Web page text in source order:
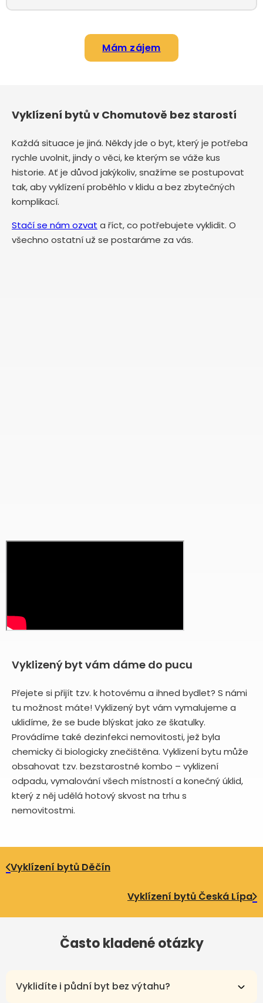
Mám zájem
Vyklízení bytů v Chomutově bez starostí
Každá situace je jiná. Někdy jde o byt, který je potřeba
rychle uvolnit, jindy o věci, ke kterým se váže kus
historie. Ať je důvod jakýkoliv, snažíme se postupovat
tak, aby vyklízení proběhlo v klidu a bez zbytečných
komplikací.
Stačí se nám ozvat a říct, co potřebujete vyklidit. O
všechno ostatní už se postaráme za vás.
Vyklizený byt vám dáme do pucu
Přejete si přijít tzv. k hotovému a ihned bydlet? S námi
tu možnost máte! Vyklizený byt vám vymalujeme a
uklidíme, že se bude blýskat jako ze škatulky.
Provádíme také dezinfekci nemovitosti, jež byla
chemicky či biologicky znečištěna. Vyklizení bytu může
obsahovat tzv. bezstarostné kombo – vyklizení
odpadu, vymalování všech místností a konečný úklid,
který z něj udělá hotový skvost na trhu s
nemovitostmi.
Vyklízení bytů Děčín
Vyklízení bytů Česká Lípa
Často kladené otázky
Vyklidíte i půdní byt bez výtahu?